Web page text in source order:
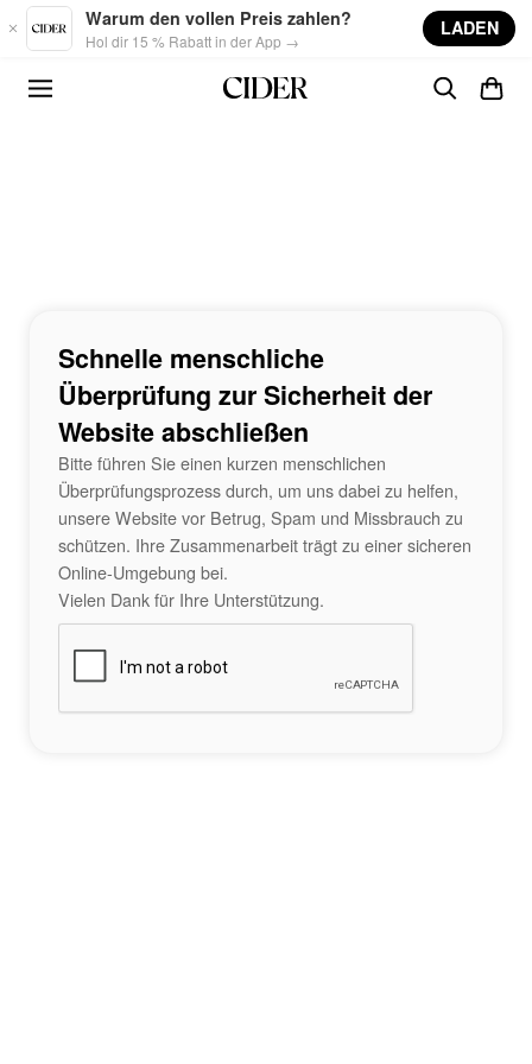
Skip to main content
Warum den vollen Preis zahlen?
Hol dir 15 % Rabatt in der App →
LADEN
Schnelle menschliche
Überprüfung zur Sicherheit der
Website abschließen
Bitte führen Sie einen kurzen menschlichen
Überprüfungsprozess durch, um uns dabei zu helfen,
unsere Website vor Betrug, Spam und Missbrauch zu
schützen. Ihre Zusammenarbeit trägt zu einer sicheren
Online-Umgebung bei.
Vielen Dank für Ihre Unterstützung.